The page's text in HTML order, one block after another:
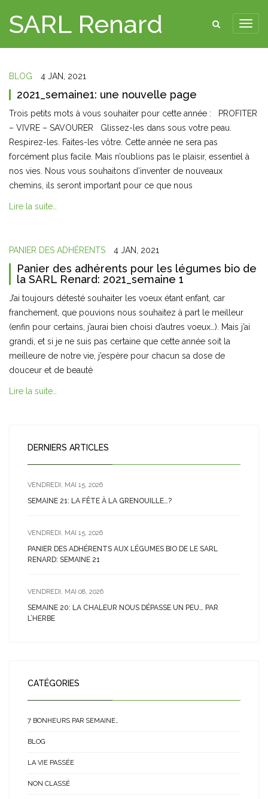
SARL Renard
BLOG 4 JAN, 2021
2021_semaine1: une nouvelle page
Trois petits mots à vous souhaiter pour cette année : PROFITER
– VIVRE – SAVOURER Glissez-les dans sous votre peau.
Respirez-les. Faites-les vôtre. Cette année ne sera pas
forcément plus facile. Mais n’oublions pas le plaisir, essentiel à
nos vies. Nous vous souhaitons d’inventer de nouveaux
chemins, ils seront important pour ce que nous
Lire la suite…
PANIER DES ADHÉRENTS 4 JAN, 2021
Panier des adhérents pour les légumes bio de
la SARL Renard: 2021_semaine 1
J’ai toujours détesté souhaiter les voeux étant enfant, car
franchement, que pouvions nous souhaitez à part le meilleur
(enfin pour certains, j’aurai bien choisi d’autres voeux…). Mais j’ai
grandi, et si je ne suis pas certaine que cette année soit la
meilleure de notre vie, j’espère pour chacun sa dose de
douceur et de beauté
Lire la suite…
DERNIERS ARTICLES
VENDREDI, MAI 15, 2026
SEMAINE 21: LA FÊTE À LA GRENOUILLE…?
VENDREDI, MAI 15, 2026
PANIER DES ADHÉRENTS AUX LÉGUMES BIO DE LE SARL
RENARD: SEMAINE 21
VENDREDI, MAI 08, 2026
SEMAINE 20: LA CHALEUR NOUS DÉPASSE UN PEU… PAR
L’HERBE
CATÉGORIES
7 BONHEURS PAR SEMAINE…
BLOG
LA VIE PASSÉE
NON CLASSÉ